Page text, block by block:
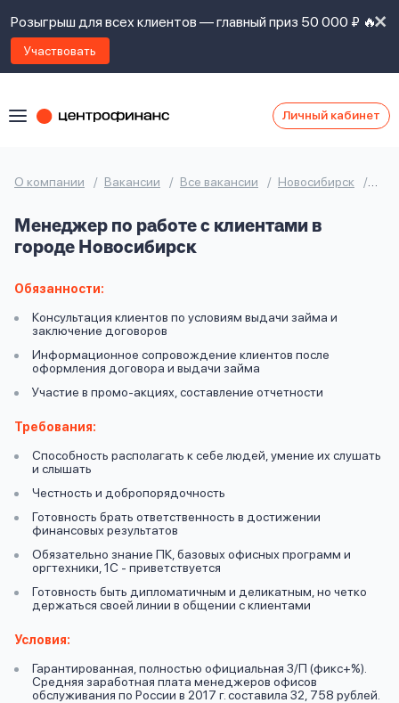
Розыгрыш для всех клиентов — главный приз 50 000 ₽ 🔥
Участвовать
Личный кабинет
О компании Вакансии Все вакансии Новосибирск
Менеджер по работе с клиентами в
городе Новосибирск
Обязанности:
Консультация клиентов по условиям выдачи займа и
заключение договоров
Информационное сопровождение клиентов после
оформления договора и выдачи займа
Участие в промо-акциях, составление отчетности
Требования:
Способность располагать к себе людей, умение их слушать
и слышать
Честность и добропорядочность
Готовность брать ответственность в достижении
финансовых результатов
Обязательно знание ПК, базовых офисных программ и
оргтехники, 1С - приветствуется
Готовность быть дипломатичным и деликатным, но четко
держаться своей линии в общении с клиентами
Условия:
Гарантированная, полностью официальная З/П (фикс+%).
Средняя заработная плата менеджеров офисов
обслуживания по России в 2017 г. составила 32, 758 рублей.
Оформить заявку
контакты
Задать
Ответы
на
вопросы
Ок
Ок
Я
правилами
предоставления
политикой
даю
согласие
на
обработку
личных